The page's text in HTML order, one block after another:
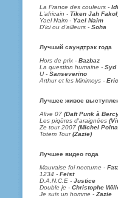
La France des couleurs -
L'africain - Tiken Jah
Yael Naim - Yael Naim
D'ici ou d'ailleurs - Soha
Лучший саундтрэк года
Hors de prix - Bazbaz
La question humaine - Syd
U - Sanseverino
Arthur et les Minimoys -
Лучшее живое
Alive 07 (Daft Punk à
Les piqûres d'araignées
Ze tour 2007 (Michel
Totem Tour(Zazie)
Лучшее видео года
Mauvaise foi nocturne -
1234 - Feist
D.A.N.C.E - Justice
Double je - Christophe
Je suis un homme - Zazie